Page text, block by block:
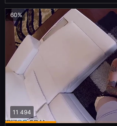
60%
11 494